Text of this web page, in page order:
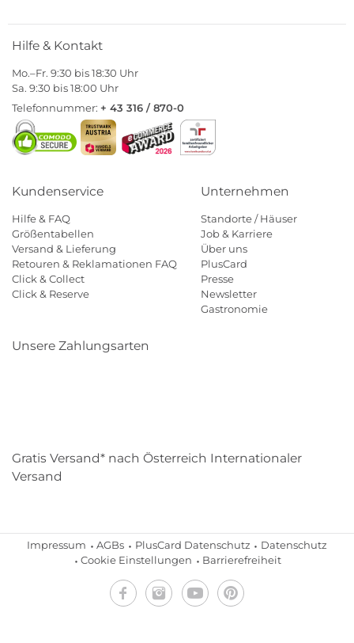
Hilfe & Kontakt
Mo.–Fr. 9:30 bis 18:30 Uhr
Sa. 9:30 bis 18:00 Uhr
Telefonnummer: + 43 316 / 870-0
Kundenservice
Hilfe & FAQ
Größentabellen
Versand & Lieferung
Retouren & Reklamationen FAQ
Click & Collect
Click & Reserve
Unternehmen
Standorte / Häuser
Job & Karriere
Über uns
PlusCard
Presse
Newsletter
Gastronomie
Unsere Zahlungsarten
Gratis Versand* nach Österreich Internationaler
Versand
Impressum AGBs PlusCard Datenschutz
Datenschutz
Cookie Einstellungen
Barrierefreiheit